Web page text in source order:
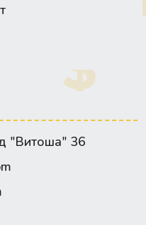
"Витоша" 36